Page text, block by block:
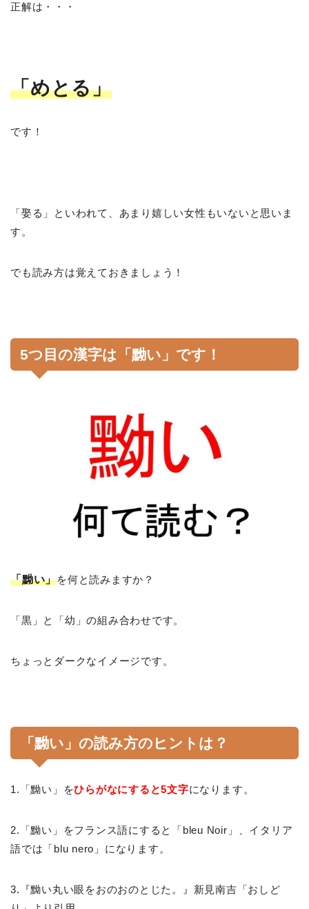
正解は・・・
「めとる」
です！
「娶る」といわれて、あまり嬉しい女性もいないと思いま
す。
でも読み方は覚えておきましょう！
5つ目の漢字は「黝い」です！
「黝い」を何と読みますか？
「黒」と「幼」の組み合わせです。
ちょっとダークなイメージです。
「黝い」の読み方のヒントは？
1.「黝い」をひらがなにすると5文字になります。
2.「黝い」をフランス語にすると「bleu Noir」、イタリア
語では「blu nero」になります。
3.『黝い丸い眼をおのおのとじた。』新見南吉「おしど